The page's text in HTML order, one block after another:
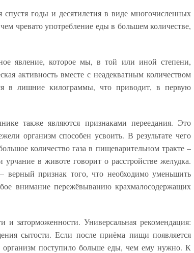
спустя годы и десятилетия в виде многочисленных
чревато употребление еды в большем количестве,
явление, которое мы, в той или иной степени,
активность вместе с неадекватным количеством
в лишние килограммы, что приводит, в первую
также являются признаками переедания. Это
организм способен усвоить. В результате чего
количество газа в пищеварительном тракте –
в животе говорит о расстройстве желудка.
верный признак того, что необходимо уменьшить
внимание пережёвыванию крахмалосодержащих
и заторможенности. Универсальная рекомендация:
сытости. Если после приёма пищи появляется
поступило больше еды, чем ему нужно. К